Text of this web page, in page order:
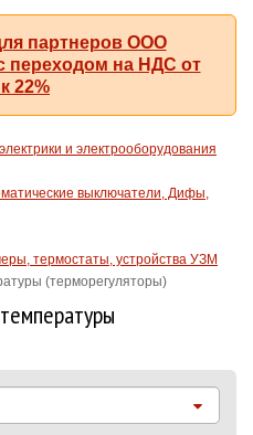
партнеров ООО
на НДС от
22%
и электрооборудования
выключатели, Дифы,
термостаты, устройства УЗМ
(терморегуляторы)